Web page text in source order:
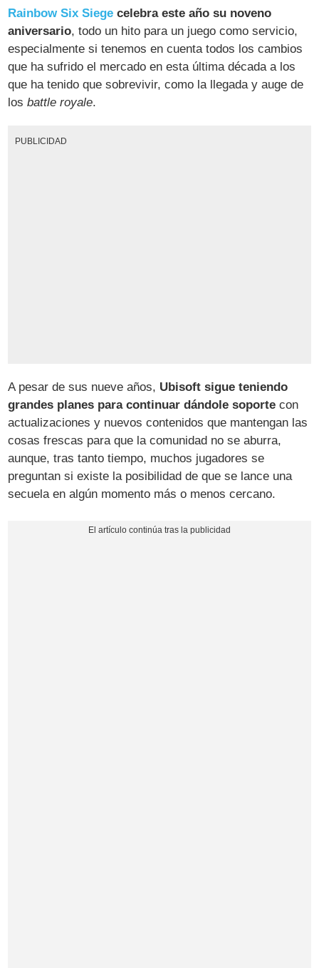
Rainbow Six Siege celebra este año su noveno
aniversario, todo un hito para un juego como servicio,
especialmente si tenemos en cuenta todos los cambios
que ha sufrido el mercado en esta última década a los
que ha tenido que sobrevivir, como la llegada y auge de
losbattle royale.
PUBLICIDAD
A pesar de sus nueve años, Ubisoft sigue teniendo
grandes planes para continuar dándole soporte con
actualizaciones y nuevos contenidos que mantengan las
cosas frescas para que la comunidad no se aburra,
aunque, tras tanto tiempo, muchos jugadores se
preguntan si existe la posibilidad de que se lance una
secuela en algún momento más o menos cercano.